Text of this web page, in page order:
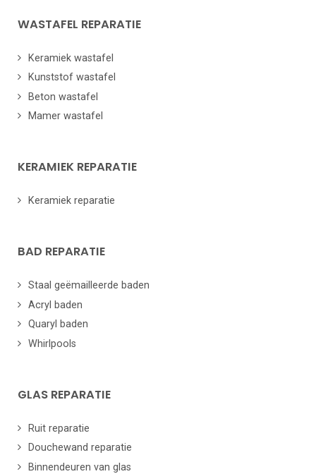
WASTAFEL REPARATIE
Keramiek wastafel
Kunststof wastafel
Beton wastafel
Mamer wastafel
KERAMIEK REPARATIE
Keramiek reparatie
BAD REPARATIE
Staal geëmailleerde baden
Acryl baden
Quaryl baden
Whirlpools
GLAS REPARATIE
Ruit reparatie
Douchewand reparatie
Binnendeuren van glas